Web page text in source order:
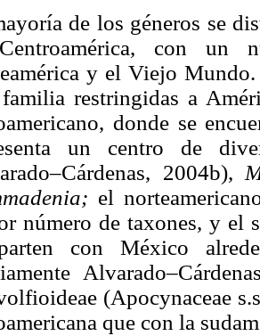
de los géneros se
con un
y el Viejo Mundo.
familia restringidas a
donde se
un centro de
2004b),
el
número de taxones, y el
con México
(Apocynaceae
que con la